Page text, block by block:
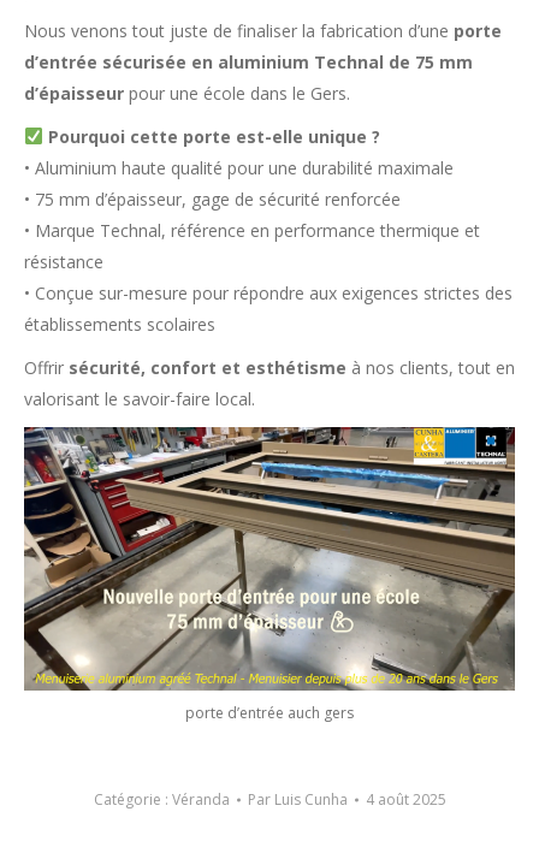
Nous venons tout juste de finaliser la fabrication d’une porte
d’entrée sécurisée en aluminium Technal de 75 mm
d’épaisseur pour une école dans le Gers.
Pourquoi cette porte est-elle unique ?
• Aluminium haute qualité pour une durabilité maximale
• 75 mm d’épaisseur, gage de sécurité renforcée
• Marque Technal, référence en performance thermique et
résistance
• Conçue sur-mesure pour répondre aux exigences strictes des
établissements scolaires
Offrir sécurité, confort et esthétisme à nos clients, tout en
valorisant le savoir-faire local.
porte d’entrée auch gers
Catégorie : Véranda Par Luis Cunha 4 août 2025